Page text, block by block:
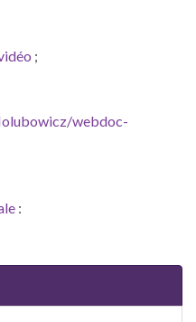
;
webdoc-
: